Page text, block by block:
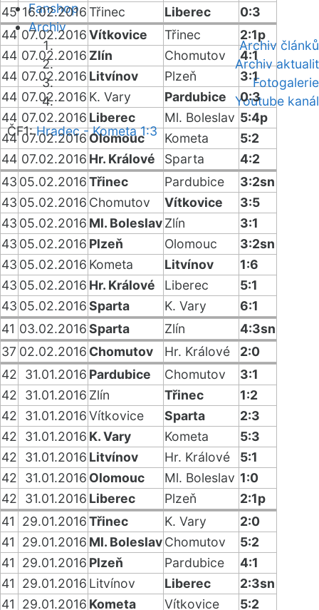
Fanshop
Archiv
Archiv článků
Archiv aktualit
Fotogalerie
Youtube kanál
ČF1:Hradec - Kometa 1:3
45 16.02.2016Třinec Liberec
0:3
44 07.02.2016Vítkovice Třinec
2:1p
44 07.02.2016 Zlín Chomutov
4:1
44 07.02.2016 Litvínov Plzeň
3:1
44 07.02.2016 K. Vary Pardubice
0:3
44 07.02.2016 Liberec Ml. Boleslav 5:4p
44 07.02.2016 Olomouc Kometa
5:2
44 07.02.2016 Hr. Králové Sparta
4:2
43 05.02.2016Třinec Pardubice
3:2sn
43 05.02.2016 Chomutov Vítkovice
3:5
43 05.02.2016 Ml. BoleslavZlín
3:1
43 05.02.2016 Plzeň Olomouc
3:2sn
43 05.02.2016 Kometa Litvínov
1:6
43 05.02.2016 Hr. Králové Liberec
5:1
43 05.02.2016Sparta K. Vary
6:1
41 03.02.2016Sparta Zlín
4:3sn
37 02.02.2016 Chomutov Hr. Králové
2:0
42
31.01.2016 Pardubice Chomutov
3:1
42
31.01.2016 Zlín Třinec
1:2
42
31.01.2016Vítkovice Sparta
2:3
42
31.01.2016 K. Vary Kometa
5:3
42
31.01.2016 Litvínov Hr. Králové
5:1
42
31.01.2016 Olomouc Ml. Boleslav 1:0
42
31.01.2016 Liberec Plzeň
2:1p
41
29.01.2016Třinec K. Vary
2:0
41
29.01.2016 Ml. BoleslavChomutov
5:2
41
29.01.2016 Plzeň Pardubice
4:1
41
29.01.2016 Litvínov Liberec
2:3sn
41
29.01.2016 Kometa Vítkovice 5:2